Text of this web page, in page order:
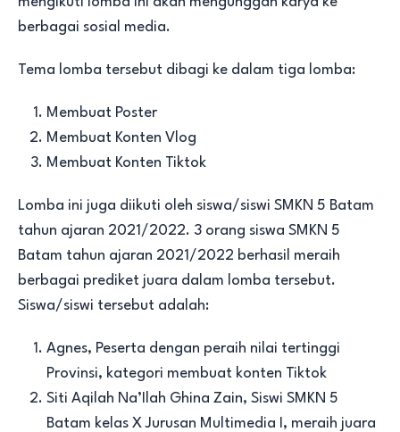
berbagai sosial media.
Tema lomba tersebut dibagi ke dalam tiga lomba:
Membuat Poster
Membuat Konten Vlog
Membuat Konten Tiktok
Lomba ini juga diikuti oleh siswa/siswi SMKN 5 Batam
tahun ajaran 2021/2022. 3 orang siswa SMKN 5
Batam tahun ajaran 2021/2022 berhasil meraih
berbagai prediket juara dalam lomba tersebut.
Siswa/siswi tersebut adalah:
Agnes, Peserta dengan peraih nilai tertinggi
Provinsi, kategori membuat konten Tiktok
Siti Aqilah Na’Ilah Ghina Zain, Siswi SMKN 5
Batam kelas X Jurusan Multimedia I, meraih juara